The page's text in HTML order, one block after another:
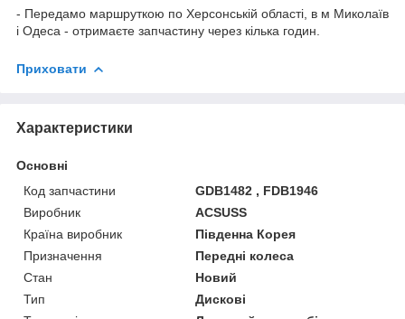
- Передамо маршруткою по Херсонській області, в м Миколаїв
і Одеса - отримаєте запчастину через кілька годин.
Приховати
Характеристики
Основні
Код запчастини
GDB1482 , FDB1946
Виробник
ACSUSS
Країна виробник
Південна Корея
Призначення
Передні колеса
Стан
Новий
Тип
Дискові